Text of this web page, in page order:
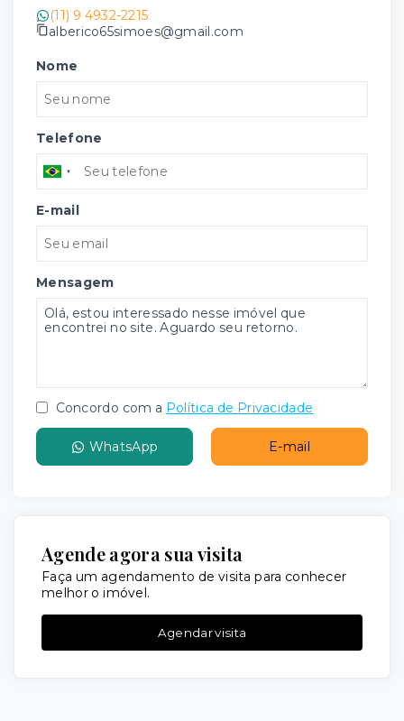
(11) 9 4932-2215
alberico65simoes@gmail.com
Nome
Telefone
E-mail
Mensagem
Concordo com a Política de Privacidade
WhatsApp E-mail
Agende agora sua visita
Faça um agendamento de visita para conhecer
melhor o imóvel.
Agendar visita